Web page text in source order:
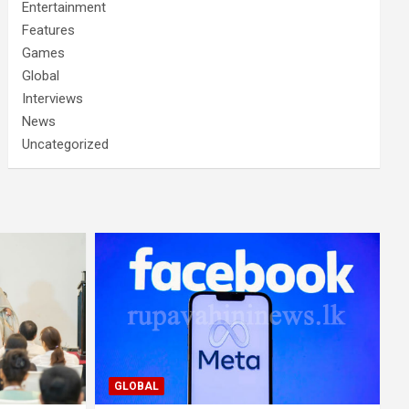
Entertainment
Features
Games
Global
Interviews
News
Uncategorized
GLOBAL